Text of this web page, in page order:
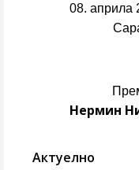
08. априла
Нермин
Актуелно